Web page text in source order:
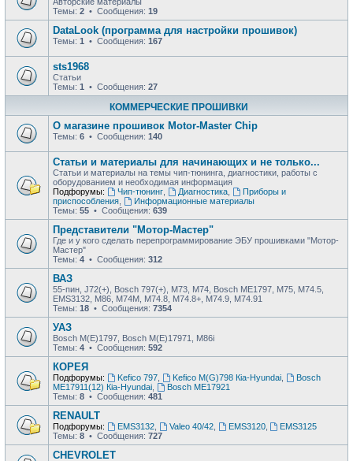
Темы: 2 • Сообщения: 19
DataLook (программа для настройки прошивок)
Темы: 1 • Сообщения: 167
sts1968
Статьи
Темы: 1 • Сообщения: 27
КОММЕРЧЕСКИЕ ПРОШИВКИ
О магазине прошивок Motor-Master Chip
Темы: 6 • Сообщения: 140
Статьи и материалы для начинающих и не только...
Статьи и материалы на темы чип-тюнинга, диагностики, работы с
оборудованием и необходимая информация
Подфорумы:
Чип-тюнинг, Диагностика,
Приборы и
приспособления
Информационные материалы
Темы: 55 • Сообщения: 639
Представители "Мотор-Мастер"
Где и у кого сделать перепрограммирование ЭБУ прошивками "Мотор-
Мастер"
Темы: 4 • Сообщения: 312
ВАЗ
55-пин, J72(+), Bosch 797(+), М73, М74, Bosch ME1797, М75, М74.5,
EMS3132, М86, М74М, М74.8, М74.8+, М74.9, М74.91
Темы: 18 • Сообщения: 7354
УАЗ
Bosch M(E)1797, Bosch M(E)17971, М86i
Темы: 4 • Сообщения: 592
КОРЕЯ
Подфорумы: Kefico 797, Kefico M(G)798 Кia-Hyundai,
Bosch
ME17911(12) Кia-Hyundai
Bosch ME17921
Темы: 8 • Сообщения: 481
RENAULT
Подфорумы: EMS3132, Valeo 40/42, EMS3120,
EMS3125
Темы: 8 • Сообщения: 727
CHEVROLET